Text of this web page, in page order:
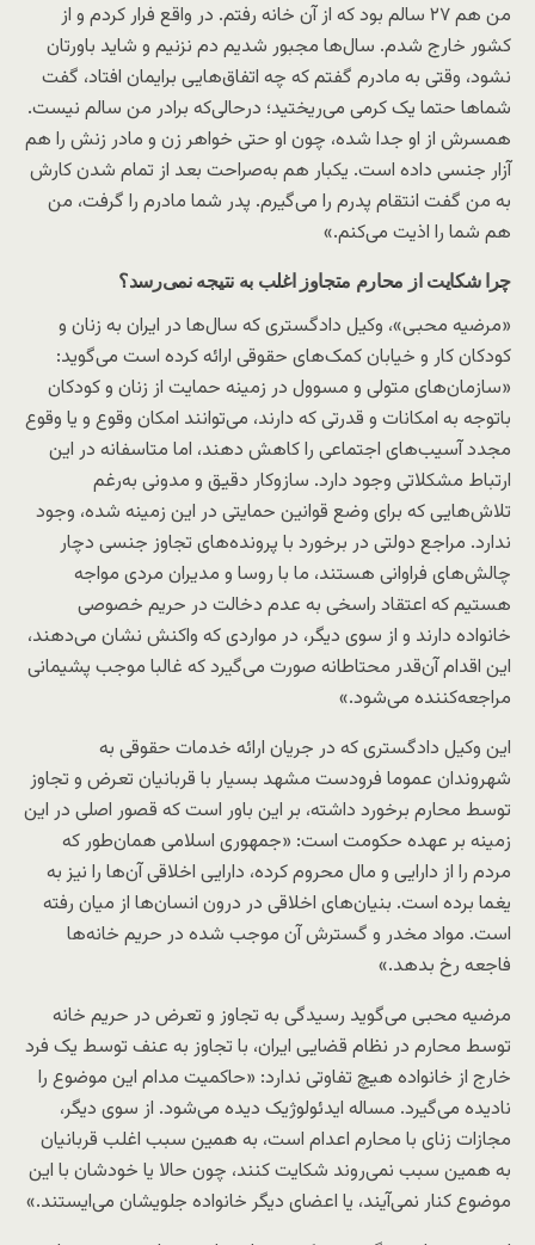
من هم ۲۷ سالم بود که از آن خانه رفتم. در واقع فرار کردم و از
کشور خارج شدم. سال‌ها مجبور شدیم دم نزنیم و شاید باورتان
نشود، وقتی به مادرم گفتم که چه اتفاق‌هایی برایمان افتاد، گفت
شماها حتما یک کرمی می‌ریختید؛ درحالی‌که برادر من سالم نیست.
همسرش از او جدا شده، چون او حتی خواهر زن و مادر زنش را هم
آزار جنسی داده است. یکبار هم به‌صراحت بعد از تمام شدن کارش
به من گفت انتقام پدرم را می‌گیرم. پدر شما مادرم را گرفت، من
هم شما را اذیت می‌کنم.»
چرا شکایت از محارم متجاوز اغلب به نتیجه نمی‌رسد؟
«مرضیه محبی»، وکیل دادگستری که سال‌ها در ایران به زنان و
کودکان کار و خیابان کمک‌های حقوقی ارائه کرده است می‌گوید:
«سازمان‌های متولی و مسوول در زمینه حمایت از زنان و کودکان
باتوجه به امکانات و قدرتی که دارند، می‌توانند امکان وقوع و یا وقوع
مجدد آسیب‌های اجتماعی را کاهش دهند، اما متاسفانه در این
ارتباط مشکلاتی وجود دارد. ساز‌و‌کار دقیق و مدونی به‌رغم
تلاش‌هایی که برای وضع قوانین حمایتی در این زمینه شده، وجود
ندارد. مراجع دولتی در برخورد با پرونده‌های تجاوز جنسی دچار
چالش‌های فراوانی هستند، ما با روسا و مدیران مردی مواجه
هستیم که اعتقاد راسخی به عدم دخالت در حریم خصوصی
خانواده دارند و از سوی دیگر، در مواردی که واکنش نشان می‌دهند،
این اقدام آن‌قدر محتاطانه صورت می‌گیرد که غالبا موجب پشیمانی
مراجعه‌کننده می‌شود.»
این وکیل دادگستری که در جریان ارائه خدمات حقوقی به
شهروندان عموما فرودست مشهد بسیار با قربانیان تعرض و تجاوز
توسط محارم برخورد داشته، بر این باور است که قصور اصلی در این
زمینه بر عهده حکومت است: «جمهوری اسلامی همان‌طور که
مردم را از دارایی و مال محروم کرده، دارایی اخلاقی آن‌ها را نیز به
یغما برده است. بنیان‌های اخلاقی در درون انسان‌ها از میان رفته
است. مواد مخدر و گسترش آن موجب شده در حریم خانه‌ها
فاجعه رخ بدهد.»
مرضیه محبی می‌گوید رسیدگی به تجاوز و تعرض در حریم خانه
توسط محارم در نظام قضایی ایران، با تجاوز به عنف توسط یک فرد
خارج از خانواده هیچ تفاوتی ندارد: «حاکمیت مدام این موضوع را
نادیده می‌گیرد. مساله ایدئولوژیک دیده می‌شود. از سوی دیگر،
مجازات زنای با محارم اعدام است، به همین سبب اغلب قربانیان
به همین سبب نمی‌روند شکایت کنند، چون حالا یا خودشان با این
موضوع کنار نمی‌آیند، یا اعضای دیگر خانواده جلویشان می‌ایستند.»